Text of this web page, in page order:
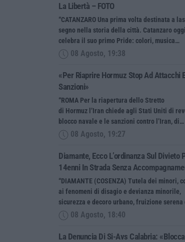
La Libertà – FOTO
“CATANZARO Una prima volta destinata a
segno nella storia della città. Catanzaro oggi
celebra il suo primo Pride: colori, musica…
08 Agosto, 19:38
«Per Riaprire Hormuz Stop Ad Attacchi
Sanzioni»
“ROMA Per la riapertura dello Stretto
di Hormuz l’Iran chiede agli Stati Uniti di
blocco navale e le sanzioni contro l’Iran, di…
08 Agosto, 19:27
Diamante, Ecco L’ordinanza Sul Divieto
14enni In Strada Senza
“DIAMANTE (COSENZA) Tutela dei minori,
ai fenomeni di disagio e devianza minorile,
sicurezza e decoro urbano, fruizione
08 Agosto, 18:40
La Denuncia Di Si-Avs Calabria: